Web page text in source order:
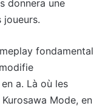
donnera une
fondamental
a. Là où les
Mode, en